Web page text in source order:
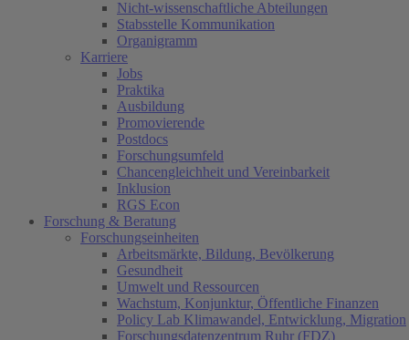
Nicht-wissenschaftliche Abteilungen
Stabsstelle Kommunikation
Organigramm
Karriere
Jobs
Praktika
Ausbildung
Promovierende
Postdocs
Forschungsumfeld
Chancengleichheit und Vereinbarkeit
Inklusion
RGS Econ
Forschung & Beratung
Forschungseinheiten
Arbeitsmärkte, Bildung, Bevölkerung
Gesundheit
Umwelt und Ressourcen
Wachstum, Konjunktur, Öffentliche Finanzen
Policy Lab Klimawandel, Entwicklung, Migration
Forschungsdatenzentrum Ruhr (FDZ)